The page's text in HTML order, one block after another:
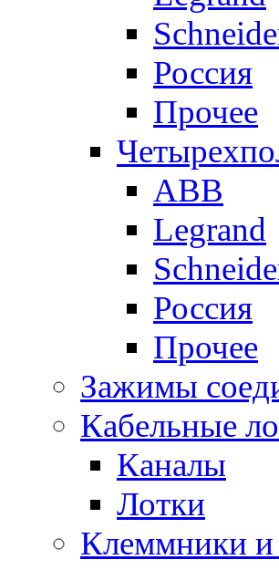
Россия
Прочее
ABB
Legrand
Россия
Прочее
Зажимы
Кабельные
Каналы
Лотки
Клеммники и